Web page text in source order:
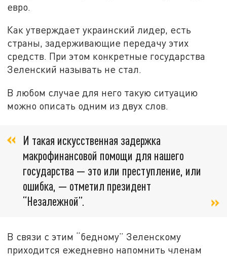
евро.
Как утверждает украинский лидер, есть
страны, задерживающие передачу этих
средств. При этом конкретные государства
Зеленский называть не стал.
В любом случае для него такую ситуацию
можно описать одним из двух слов.
И такая искусственная задержка
макрофинансовой помощи для нашего
государства — это или преступление, или
ошибка, — отметил президент
“Незалежной”.
В связи с этим “бедному” Зеленскому
приходится ежедневно напомнить членам